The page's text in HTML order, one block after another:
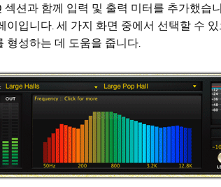
섹션과 함께 입력 및 출력 미터를 추가했습
이입니다. 세 가지 화면 중에서 선택할 수
형성하는 데 도움을 줍니다.